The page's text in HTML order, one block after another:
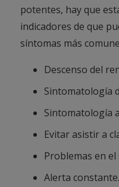
potentes, hay que
indicadores de que
síntomas más
Descenso del
Sintomatología
Sintomatología
Evitar asistir a
Problemas en el
Alerta constante.